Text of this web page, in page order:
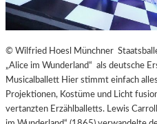
© Wilfried Hoesl Münchner
„Alice im Wunderland“ als deutsche
Musicalballett Hier stimmt einfach
Projektionen, Kostüme und Licht
vertanzten Erzählballetts. Lewis